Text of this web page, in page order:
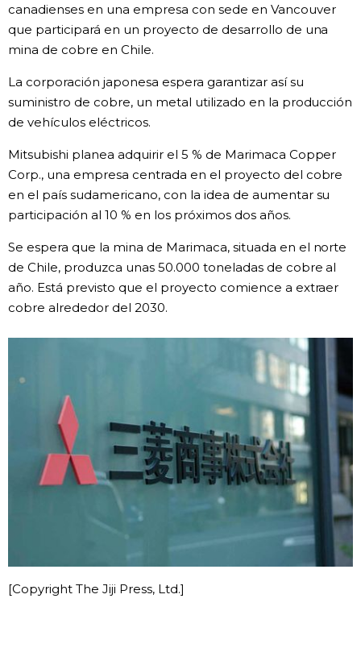
Guía de Japón
Vídeos e imágenes
En profundidad
Más
Noticias
Datos de Japón
Fragmentos de Japón
official SNS
canadienses en una empresa con sede en Vancouver
que participará en un proyecto de desarrollo de una
mina de cobre en Chile.
La corporación japonesa espera garantizar así su
suministro de cobre, un metal utilizado en la producción
de vehículos eléctricos.
Mitsubishi planea adquirir el 5 % de Marimaca Copper
Corp., una empresa centrada en el proyecto del cobre
en el país sudamericano, con la idea de aumentar su
participación al 10 % en los próximos dos años.
Se espera que la mina de Marimaca, situada en el norte
de Chile, produzca unas 50.000 toneladas de cobre al
año. Está previsto que el proyecto comience a extraer
cobre alrededor del 2030.
[Copyright The Jiji Press, Ltd.]